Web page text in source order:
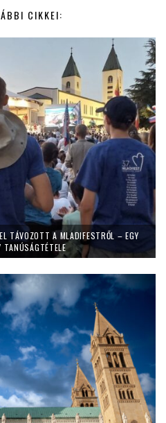
CIKKEI:
TÁVOZOTT A MLADIFESTRŐL – EGY
TANÚSÁGTÉTELE